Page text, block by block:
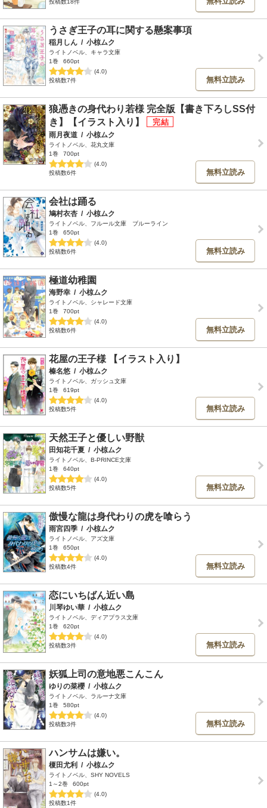
投稿数18件
うさぎ王子の耳に関する懸案事項
稲月しん / 小椋ムク
ライトノベル、キャラ文庫
1巻
660pt
(4.0)
投稿数7件
無料立読み
狼憑きの身代わり若様 完全版【書き下ろしSS付
き】【イラスト入り】
雨月夜道 / 小椋ムク
ライトノベル、花丸文庫
1巻
700pt
(4.0)
投稿数6件
無料立読み
会社は踊る
鳩村衣杏 / 小椋ムク
ライトノベル、フルール文庫 ブルーライン
1巻
650pt
(4.0)
投稿数6件
無料立読み
極道幼稚園
海野幸 / 小椋ムク
ライトノベル、シャレード文庫
1巻
700pt
(4.0)
投稿数6件
無料立読み
花屋の王子様 【イラスト入り】
榛名悠 / 小椋ムク
ライトノベル、ガッシュ文庫
1巻
619pt
(4.0)
投稿数5件
無料立読み
天然王子と優しい野獣
田知花千夏 / 小椋ムク
ライトノベル、B-PRINCE文庫
1巻
640pt
(4.0)
投稿数5件
無料立読み
傲慢な龍は身代わりの虎を喰らう
雨宮四季 / 小椋ムク
ライトノベル、アズ文庫
1巻
650pt
(4.0)
投稿数4件
無料立読み
恋にいちばん近い島
川琴ゆい華 / 小椋ムク
ライトノベル、ディアプラス文庫
1巻
620pt
(4.0)
投稿数3件
無料立読み
妖狐上司の意地悪こんこん
ゆりの菜櫻 / 小椋ムク
ライトノベル、ラルーナ文庫
1巻
580pt
(4.0)
投稿数3件
無料立読み
ハンサムは嫌い。
榎田尤利 / 小椋ムク
ライトノベル、SHY NOVELS
1～2巻
600pt
(4.0)
投稿数1件